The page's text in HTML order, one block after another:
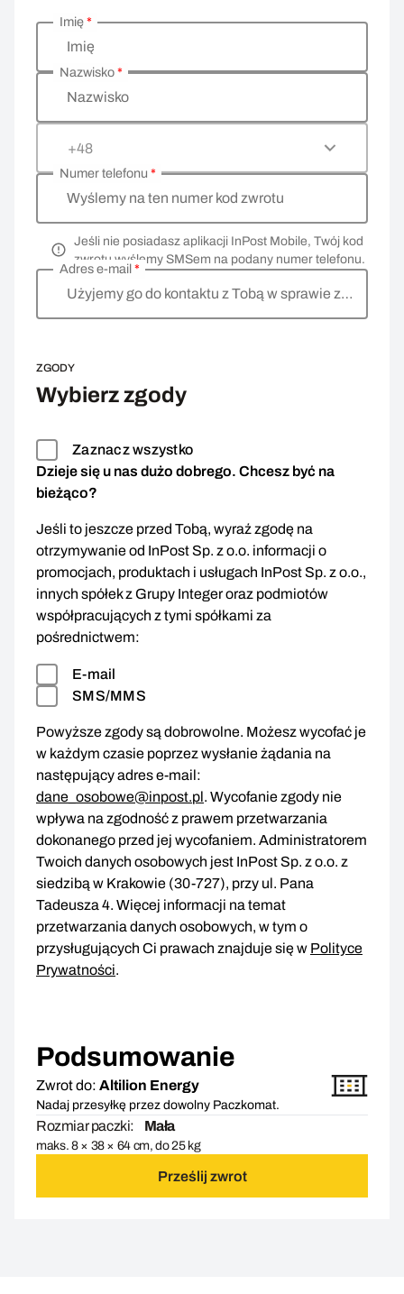
Wprowadź swoje dane osobowe
Imię
Imię*
Nazwisko
Nazwisko*
+48
Wyślemy na ten numer kod zwrotu
Numer telefonu *
Jeśli nie posiadasz aplikacji InPost Mobile, Twój kod
zwrotu wyślemy SMSem na podany numer telefonu.
Użyjemy go do kontaktu z Tobą w sprawie zwrotu
Adres e-mail *
ZGODY
Wybierz zgody
Zaznacz wszystko
Dzieje się u nas dużo dobrego. Chcesz być na
bieżąco?
Jeśli to jeszcze przed Tobą, wyraź zgodę na
otrzymywanie od InPost Sp. z o.o. informacji o
promocjach, produktach i usługach InPost Sp. z o.o.,
innych spółek z Grupy Integer oraz podmiotów
współpracujących z tymi spółkami za
pośrednictwem:
E-mail
SMS/MMS
Powyższe zgody są dobrowolne. Możesz wycofać je
w każdym czasie poprzez wysłanie żądania na
następujący adres e-mail:
dane_osobowe@inpost.pl. Wycofanie zgody nie
wpływa na zgodność z prawem przetwarzania
dokonanego przed jej wycofaniem. Administratorem
Twoich danych osobowych jest InPost Sp. z o.o. z
siedzibą w Krakowie (30-727), przy ul. Pana
Tadeusza 4. Więcej informacji na temat
przetwarzania danych osobowych, w tym o
przysługujących Ci prawach znajduje się w Polityce
Prywatności.
Podsumowanie
Zwrot do: Altilion Energy
Nadaj przesyłkę przez dowolny Paczkomat.
Rozmiar paczki: Mała
maks. 8 × 38 × 64 cm, do 25 kg
Prześlij zwrot